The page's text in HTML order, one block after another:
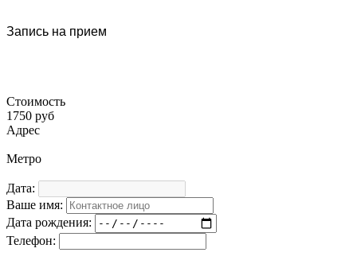
Запись на прием
Стоимость
1750 руб
Адрес
Метро
Дата:
Ваше имя:
Дата рождения:
Телефон: